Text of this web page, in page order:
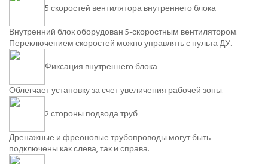
5 скоростей вентилятора внутреннего блока
Внутренний блок оборудован 5-скоростным вентилятором.
Переключением скоростей можно управлять с пульта ДУ.
Фиксация внутреннего блока
Облегчает установку за счет увеличения рабочей зоны.
2 стороны подвода труб
Дренажные и фреоновые трубопроводы могут быть
подключены как слева, так и справа.